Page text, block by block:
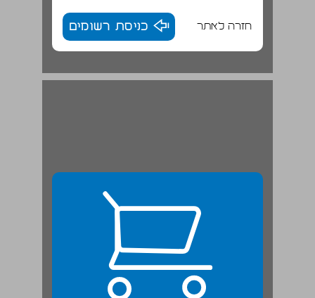
חזרה לאתר כניסת רשומים